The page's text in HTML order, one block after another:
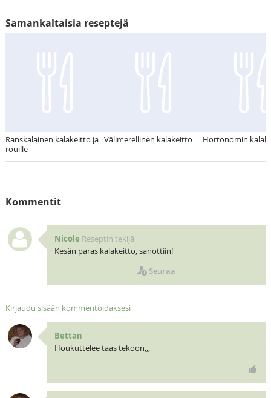
Samankaltaisia reseptejä
Ranskalainen kalakeitto ja
rouille
Välimerellinen kalakeitto Hortonomin
Kommentit
Nicole Reseptin tekijä
Kesän paras kalakeitto, sanottiin!
Seuraa
Kirjaudu sisään kommentoidaksesi
Bettan
Houkuttelee taas tekoon,,,